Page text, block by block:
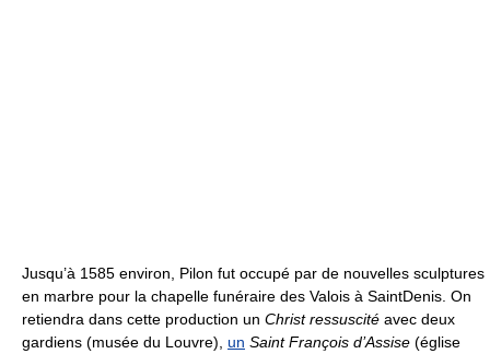
Jusqu’à 1585 environ, Pilon fut occupé par de nouvelles sculptures
en marbre pour la chapelle funéraire des Valois à SaintDenis. On
retiendra dans cette production un Christ ressuscité avec deux
gardiens (musée du Louvre), un Saint François d’Assise (église